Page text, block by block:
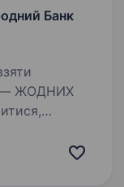
Банк
обрати